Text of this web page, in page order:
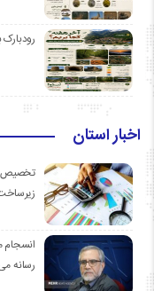
اخبار استان
انسجام
رسانه